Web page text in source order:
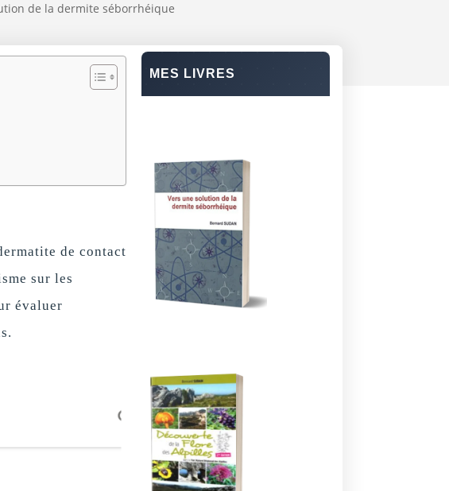
de la dermite séborrhéique
de contact
sur les
évaluer
MES LIVRES